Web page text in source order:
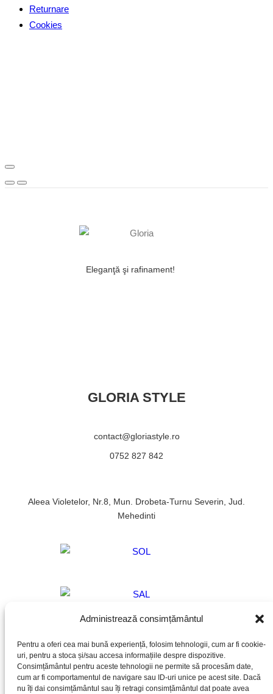
Administrează consimțământul
Pentru a oferi cea mai bună experiență, folosim tehnologii, cum ar fi cookie-
uri, pentru a stoca și/sau accesa informațiile despre dispozitive.
Consimțământul pentru aceste tehnologii ne permite să procesăm date,
cum ar fi comportamentul de navigare sau ID-uri unice pe acest site. Dacă
nu îți dai consimțământul sau îți retragi consimțământul dat poate avea
Returnare
Cookies
Eleganţă şi rafinament!
GLORIA STYLE
contact@gloriastyle.ro
0752 827 842
Aleea Violetelor, Nr.8, Mun. Drobeta-Turnu Severin, Jud.
Mehedinti
Termeni si conditii Confidentialitate Livrare